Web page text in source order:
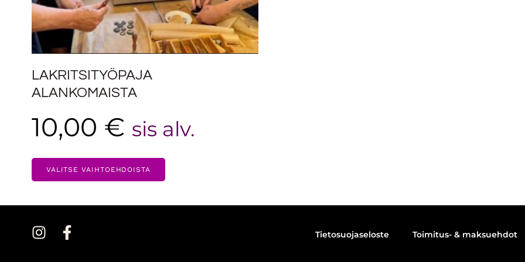
LAKRITSITYÖPAJA
ALANKOMAISTA
10,00 € sis alv.
VALITSE VAIHTOEHDOISTA
Tietosuojaseloste Toimitus- & maksuehdot